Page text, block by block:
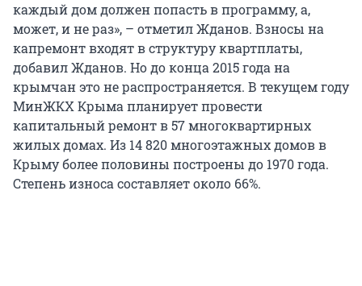
каждый дом должен попасть в программу, а,
может, и не раз», – отметил Жданов. Взносы на
капремонт входят в структуру квартплаты,
добавил Жданов. Но до конца 2015 года на
крымчан это не распространяется. В текущем году
МинЖКХ Крыма планирует провести
капитальный ремонт в 57 многоквартирных
жилых домах. Из 14 820 многоэтажных домов в
Крыму более половины построены до 1970 года.
Степень износа составляет около 66%.